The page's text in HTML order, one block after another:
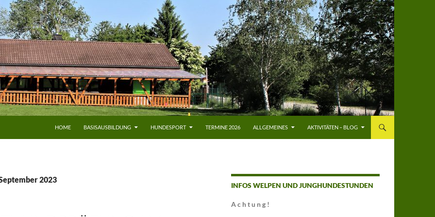
HOME BASISAUSBILDUNG HUNDESPORT TERMINE 2026 ALLGEMEINES AKTIVITÄTEN – BLOG
2023
INFOS WELPEN UND JUNGHUNDESTUNDEN
A c h t u n g !